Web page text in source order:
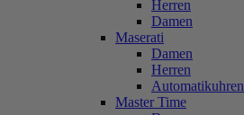
Herren
Damen
Maserati
Damen
Herren
Automatikuhren
Master Time